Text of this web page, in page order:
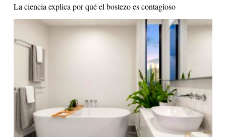
La ciencia explica por qué el bostezo es contagioso